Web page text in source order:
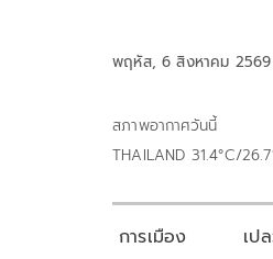
พฤหัส, 6 สิงหาคม 2569
สภาพอากาศวันนี้
THAILAND 31.4°C/
การเมือง เป